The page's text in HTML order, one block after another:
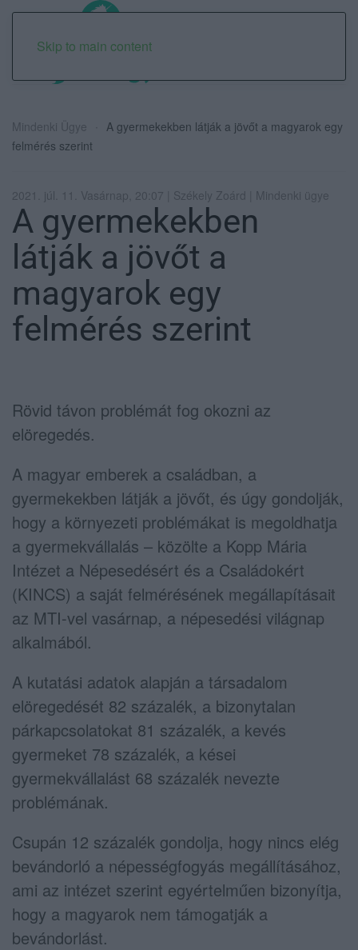
Skip to main content
Mindenki Ügye
A gyermekekben látják a jövőt a magyarok egy
felmérés szerint
2021. júl. 11. Vasárnap, 20:07 | Székely Zoárd | Mindenki ügye
A gyermekekben
látják a jövőt a
magyarok egy
felmérés szerint
Rövid távon problémát fog okozni az
elöregedés.
A magyar emberek a családban, a
gyermekekben látják a jövőt, és úgy gondolják,
hogy a környezeti problémákat is megoldhatja
a gyermekvállalás – közölte a Kopp Mária
Intézet a Népesedésért és a Családokért
(KINCS) a saját felmérésének megállapításait
az MTI-vel vasárnap, a népesedési világnap
alkalmából.
A kutatási adatok alapján a társadalom
elöregedését 82 százalék, a bizonytalan
párkapcsolatokat 81 százalék, a kevés
gyermeket 78 százalék, a kései
gyermekvállalást 68 százalék nevezte
problémának.
Csupán 12 százalék gondolja, hogy nincs elég
bevándorló a népességfogyás megállításához,
ami az intézet szerint egyértelműen bizonyítja,
hogy a magyarok nem támogatják a
bevándorlást.